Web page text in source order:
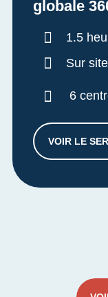
globale
Durée :
1.5
Sur
6
VOIR LE